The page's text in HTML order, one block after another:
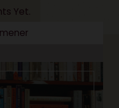
Yet.